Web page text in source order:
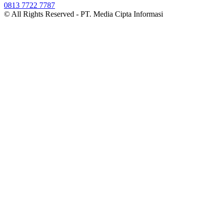
0813 7722 7787
© All Rights Reserved - PT. Media Cipta Informasi